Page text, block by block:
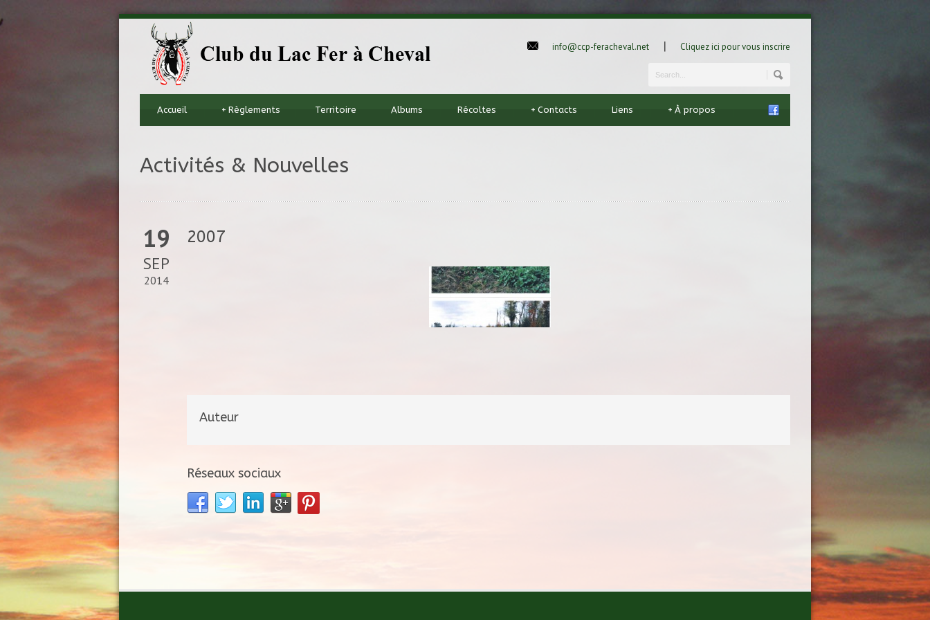
info@ccp-feracheval.net | Cliquez ici pour vous inscrire
Accueil Règlements
+ Territoire Albums Récoltes Contacts
+ Liens À propos
+
Activités & Nouvelles
19
SEP
2014
2007
Auteur
Réseaux sociaux